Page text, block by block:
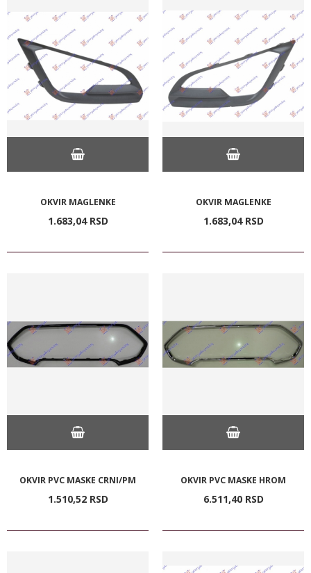
OKVIR MAGLENKE
1.683,04 RSD
OKVIR MAGLENKE
1.683,04 RSD
OKVIR PVC MASKE CRNI/PM
1.510,52 RSD
OKVIR PVC MASKE HROM
6.511,40 RSD